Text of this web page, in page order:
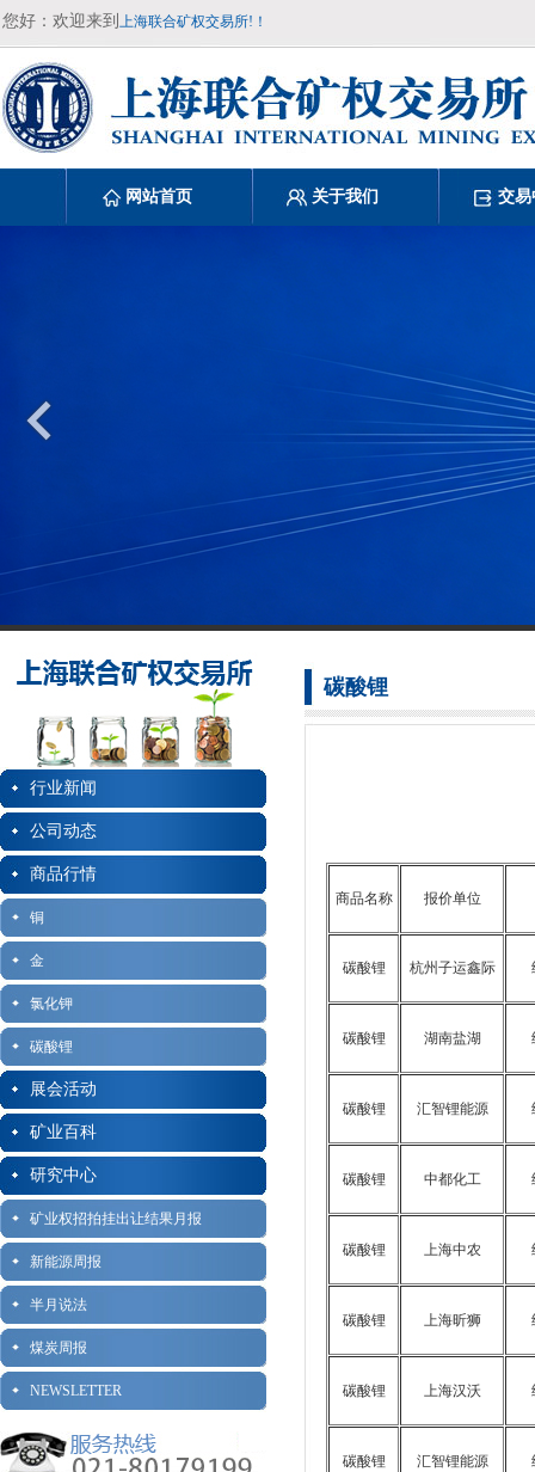
您好：欢迎来到 上海联合矿权交易所!！
网站首页 关于我们 交易
行业新闻
公司动态
商品行情
铜
金
氯化钾
碳酸锂
展会活动
矿业百科
研究中心
矿业权招拍挂出让结果月报
新能源周报
半月说法
煤炭周报
NEWSLETTER
碳酸锂
商品名称 报价单位
碳酸锂 杭州子运鑫际
碳酸锂 湖南盐湖
碳酸锂 汇智锂能源
碳酸锂 中都化工
碳酸锂 上海中农
碳酸锂 上海昕狮
碳酸锂 上海汉沃
碳酸锂 汇智锂能源